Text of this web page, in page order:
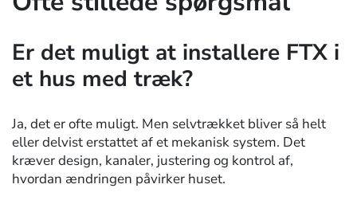
Er det muligt at installere FTX i
et hus med træk?
Ja, det er ofte muligt. Men selvtrækket bliver så helt
eller delvist erstattet af et mekanisk system. Det
kræver design, kanaler, justering og kontrol af,
hvordan ændringen påvirker huset.